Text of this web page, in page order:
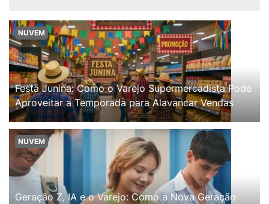
NUVEM
Festa Junina: Como o Varejo Supermercadista Pode
Aproveitar a Temporada para Alavancar Vendas
NUVEM
Geração Z, IA e o Varejo: Como a Nova Geração